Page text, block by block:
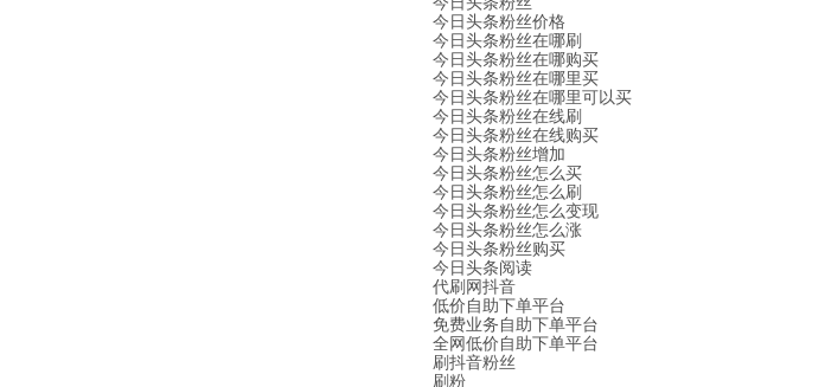
今日头条粉丝价格
今日头条粉丝在哪刷
今日头条粉丝在哪购买
今日头条粉丝在哪里买
今日头条粉丝在哪里可以买
今日头条粉丝在线刷
今日头条粉丝在线购买
今日头条粉丝增加
今日头条粉丝怎么买
今日头条粉丝怎么刷
今日头条粉丝怎么变现
今日头条粉丝怎么涨
今日头条粉丝购买
今日头条阅读
代刷网抖音
低价自助下单平台
免费业务自助下单平台
全网低价自助下单平台
刷抖音粉丝
刷粉